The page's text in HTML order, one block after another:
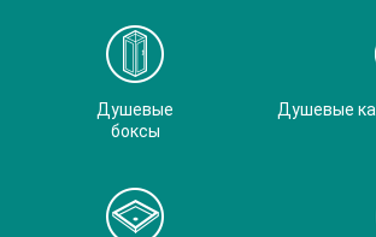
Душевые
боксы
Душевые